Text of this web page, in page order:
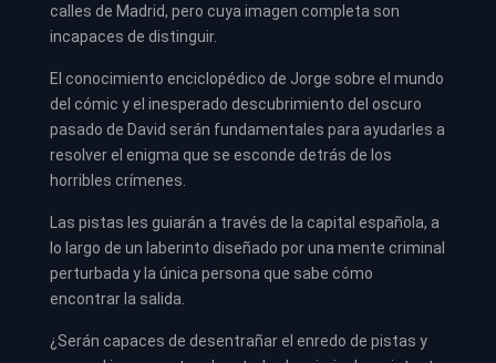
calles de Madrid, pero cuya imagen completa son
incapaces de distinguir.
El conocimiento enciclopédico de Jorge sobre el mundo
del cómic y el inesperado descubrimiento del oscuro
pasado de David serán fundamentales para ayudarles a
resolver el enigma que se esconde detrás de los
horribles crímenes.
Las pistas les guiarán a través de la capital española, a
lo largo de un laberinto diseñado por una mente criminal
perturbada y la única persona que sabe cómo
encontrar la salida.
¿Serán capaces de desentrañar el enredo de pistas y